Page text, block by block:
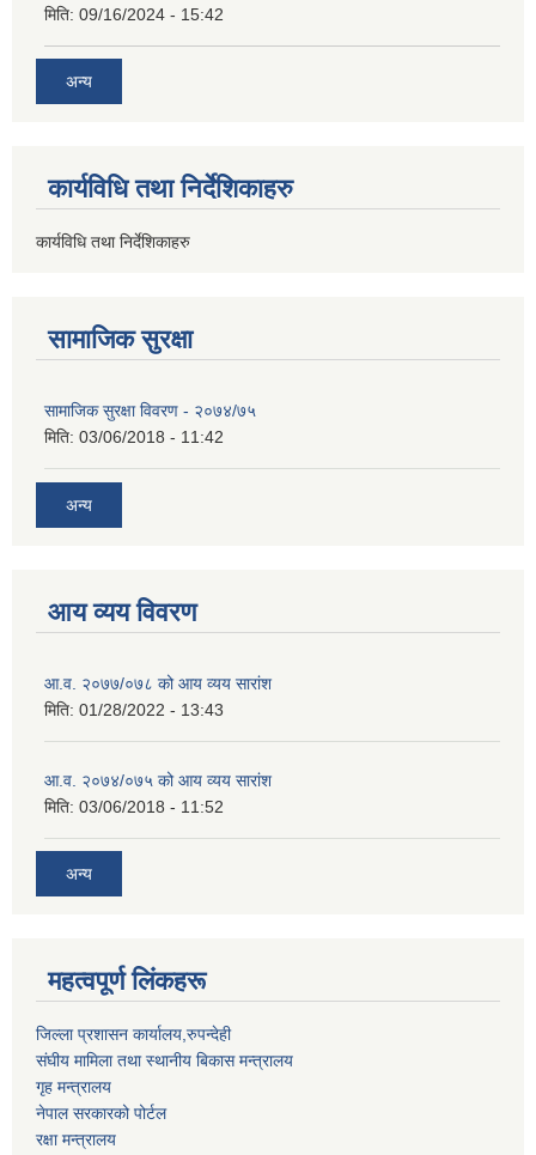
मिति: 09/16/2024 - 15:42
अन्य
कार्यविधि तथा निर्देशिकाहरु
कार्यविधि तथा निर्देशिकाहरु
सामाजिक सुरक्षा
सामाजिक सुरक्षा विवरण - २०७४/७५
मिति: 03/06/2018 - 11:42
अन्य
आय व्यय विवरण
आ.व. २०७७/०७८ को आय व्यय सारांश
मिति: 01/28/2022 - 13:43
आ.व. २०७४/०७५ को आय व्यय सारांश
मिति: 03/06/2018 - 11:52
अन्य
महत्वपूर्ण लिंकहरू
जिल्ला प्रशासन कार्यालय,रुपन्देही
संघीय मामिला तथा स्थानीय बिकास मन्त्रालय
गृह मन्त्रालय
नेपाल सरकारको पोर्टल
रक्षा मन्त्रालय